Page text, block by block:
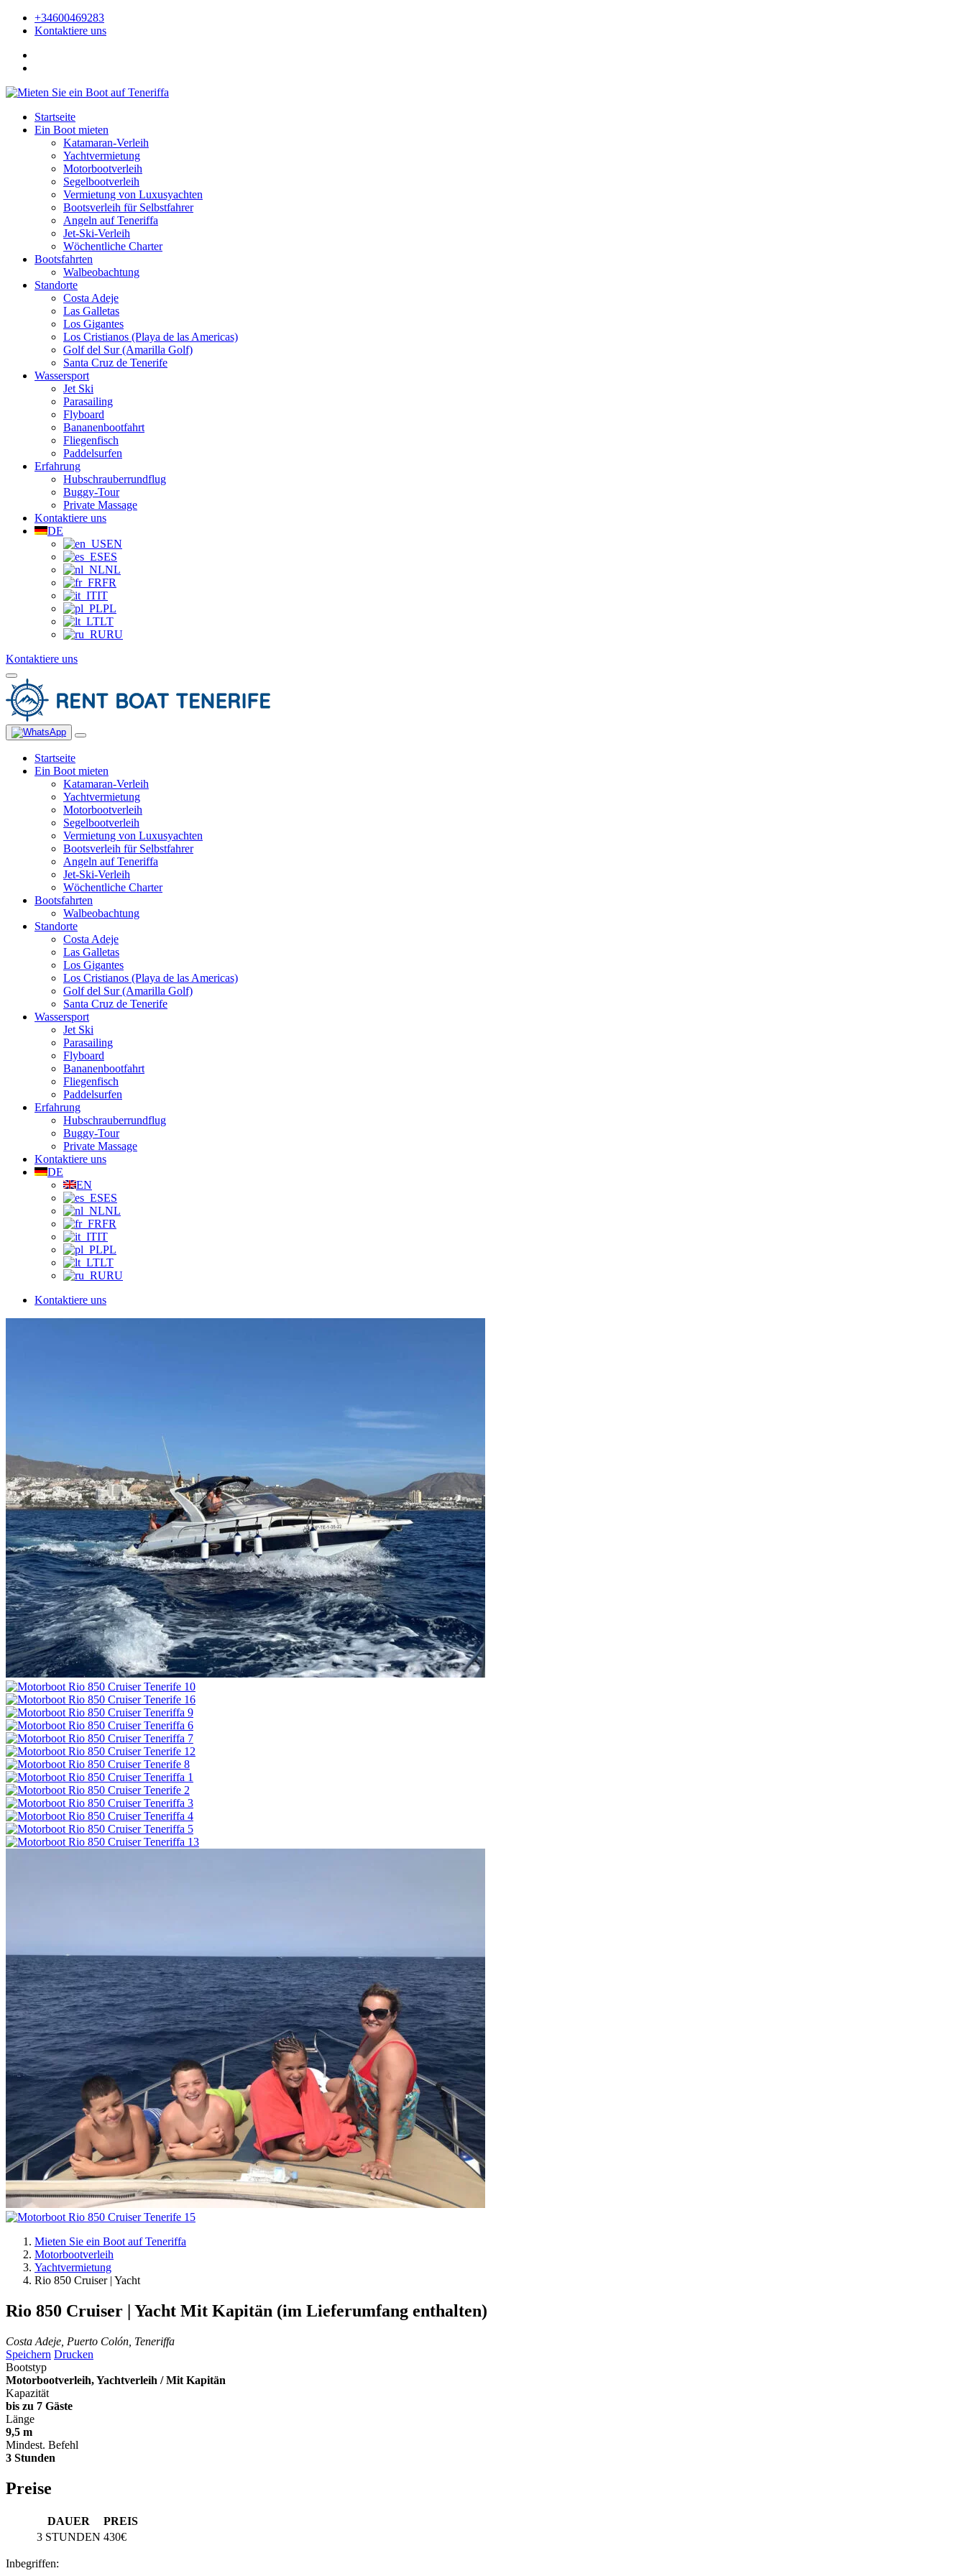
+34600469283
Kontaktiere uns
Startseite
Ein Boot mieten
Katamaran-Verleih
Yachtvermietung
Motorbootverleih
Segelbootverleih
Vermietung von Luxusyachten
Bootsverleih für Selbstfahrer
Angeln auf Teneriffa
Jet-Ski-Verleih
Wöchentliche Charter
Bootsfahrten
Walbeobachtung
Standorte
Costa Adeje
Las Galletas
Los Gigantes
Los Cristianos (Playa de las Americas)
Golf del Sur (Amarilla Golf)
Santa Cruz de Tenerife
Wassersport
Jet Ski
Parasailing
Flyboard
Bananenbootfahrt
Fliegenfisch
Paddelsurfen
Erfahrung
Hubschrauberrundflug
Buggy-Tour
Private Massage
Kontaktiere uns
DE
EN
ES
NL
FR
IT
PL
LT
RU
Kontaktiere uns
Startseite
Ein Boot mieten
Katamaran-Verleih
Yachtvermietung
Motorbootverleih
Segelbootverleih
Vermietung von Luxusyachten
Bootsverleih für Selbstfahrer
Angeln auf Teneriffa
Jet-Ski-Verleih
Wöchentliche Charter
Bootsfahrten
Walbeobachtung
Standorte
Costa Adeje
Las Galletas
Los Gigantes
Los Cristianos (Playa de las Americas)
Golf del Sur (Amarilla Golf)
Santa Cruz de Tenerife
Wassersport
Jet Ski
Parasailing
Flyboard
Bananenbootfahrt
Fliegenfisch
Paddelsurfen
Erfahrung
Hubschrauberrundflug
Buggy-Tour
Private Massage
Kontaktiere uns
DE
EN
ES
NL
FR
IT
PL
LT
RU
Kontaktiere uns
Mieten Sie ein Boot auf Teneriffa
Motorbootverleih
Yachtvermietung
Rio 850 Cruiser | Yacht
Rio 850 Cruiser | Yacht Mit Kapitän (im Lieferumfang enthalten)
Costa Adeje, Puerto Colón, Teneriffa
Speichern Drucken
Bootstyp
Motorbootverleih, Yachtverleih / Mit Kapitän
Kapazität
bis zu 7 Gäste
Länge
9,5 m
Mindest. Befehl
3 Stunden
Preise
DAUER
PREIS
3 STUNDEN 430€
Inbegriffen: